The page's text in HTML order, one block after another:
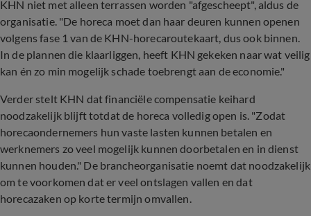
KHN niet met alleen terrassen worden "afgescheept", aldus de
organisatie. "De horeca moet dan haar deuren kunnen openen
volgens fase 1 van de KHN-horecaroutekaart, dus ook binnen.
In de plannen die klaarliggen, heeft KHN gekeken naar wat veilig
kan én zo min mogelijk schade toebrengt aan de economie."
Verder stelt KHN dat financiële compensatie keihard
noodzakelijk blijft totdat de horeca volledig open is. "Zodat
horecaondernemers hun vaste lasten kunnen betalen en
werknemers zo veel mogelijk kunnen doorbetalen en in dienst
kunnen houden." De brancheorganisatie noemt dat noodzakelijk
om te voorkomen dat er veel ontslagen vallen en dat
horecazaken op korte termijn omvallen.